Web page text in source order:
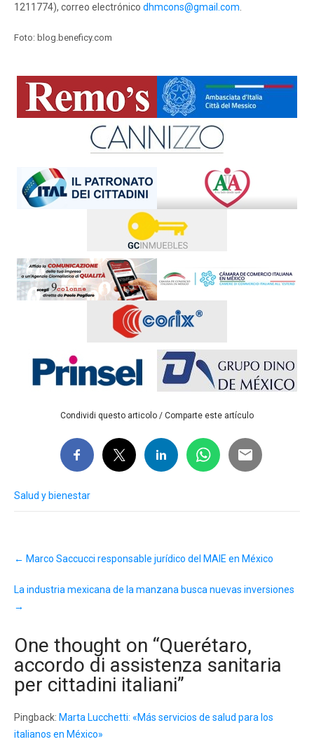
1211774), correo electrónico dhmcons@gmail.com
Foto: blog.beneficy.com
Condividi questo articolo / Comparte este artículo
Salud y bienestar
navigation
← Marco Saccucci responsable jurídico del MAIE en México
La industria mexicana de la manzana busca nuevas inversiones
→
One thought on “Querétaro,
accordo di assistenza sanitaria
per cittadini italiani”
Pingback: Marta Lucchetti: «Más servicios de salud para los
italianos en México»